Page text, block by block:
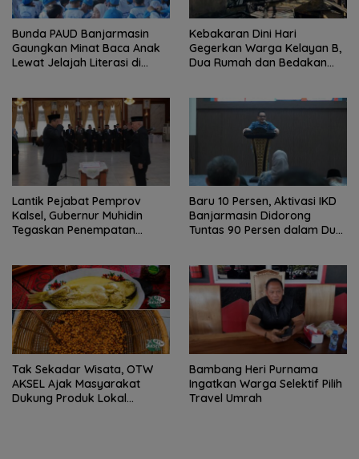
Bunda PAUD Banjarmasin
Gaungkan Minat Baca Anak
Lewat Jelajah Literasi di
Kebakaran Dini Hari
Gegerkan Warga Kelayan B,
Dua Rumah dan Bedakan
Lantik Pejabat Pemprov
Kalsel, Gubernur Muhidin
Tegaskan Penempatan
Baru 10 Persen, Aktivasi IKD
Banjarmasin Didorong
Tuntas 90 Persen dalam Dua
Tak Sekadar Wisata, OTW
AKSEL Ajak Masyarakat
Dukung Produk Lokal
Bambang Heri Purnama
Ingatkan Warga Selektif Pilih
Travel Umrah